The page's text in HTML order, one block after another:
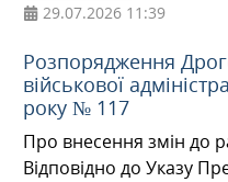
29.07.2026 11:39
Розпорядження
військової
року № 117
Про внесення змін до
Відповідно до Указу